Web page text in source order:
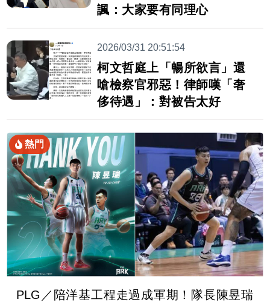
諷：大家要有同理心
2026/03/31 20:51:54
柯文哲庭上「暢所欲言」還
嗆檢察官邪惡！律師嘆「奢
侈待遇」：對被告太好
熱門
PLG／陪洋基工程走過成軍期！隊長陳昱瑞